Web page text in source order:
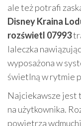
ale też potrafi
Disney Kraina
rozświetl 07993
laleczka
wyposażona w
świetlną w rytmie
Najciekawsze jest
na użytkownika.
powietrza